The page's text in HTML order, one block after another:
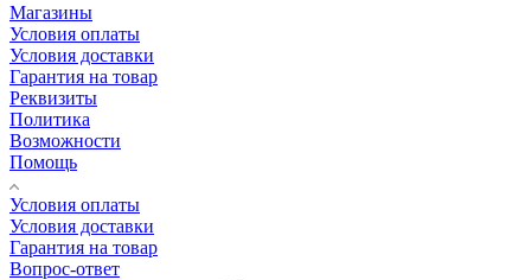
Магазины
Условия оплаты
Условия доставки
Гарантия на товар
Реквизиты
Политика
Возможности
Помощь
Условия оплаты
Условия доставки
Гарантия на товар
Вопрос-ответ